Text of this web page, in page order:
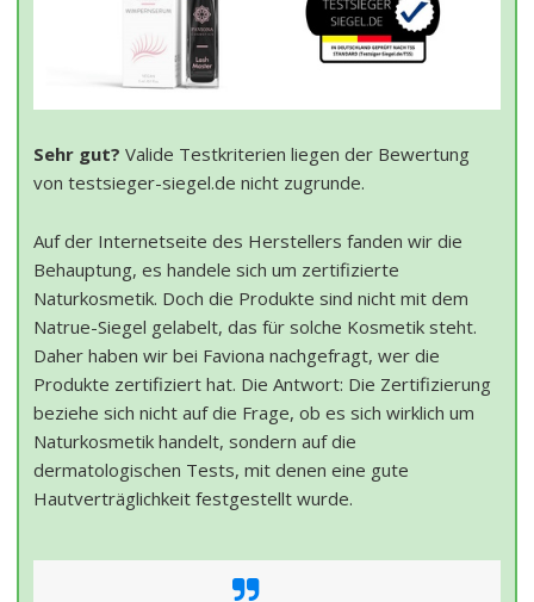
Sehr gut? Valide Testkriterien liegen der Bewertung
von testsieger-siegel.de nicht zugrunde.
Auf der Internetseite des Herstellers fanden wir die
Behauptung, es handele sich um zertifizierte
Naturkosmetik. Doch die Produkte sind nicht mit dem
Natrue-Siegel gelabelt, das für solche Kosmetik steht.
Daher haben wir bei Faviona nachgefragt, wer die
Produkte zertifiziert hat. Die Antwort: Die Zertifizierung
beziehe sich nicht auf die Frage, ob es sich wirklich um
Naturkosmetik handelt, sondern auf die
dermatologischen Tests, mit denen eine gute
Hautverträglichkeit festgestellt wurde.